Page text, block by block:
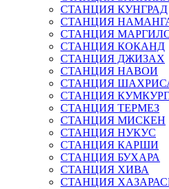
СТАНЦИЯ КУНГРАД
СТАНЦИЯ
СТАНЦИЯ
СТАНЦИЯ КОКАНД
СТАНЦИЯ ДЖИЗАХ
СТАНЦИЯ НАВОИ
СТАНЦИЯ
СТАНЦИЯ
СТАНЦИЯ ТЕРМЕЗ
СТАНЦИЯ МИСКЕН
СТАНЦИЯ НУКУС
СТАНЦИЯ КАРШИ
СТАНЦИЯ БУХАРА
СТАНЦИЯ ХИВА
СТАНЦИЯ